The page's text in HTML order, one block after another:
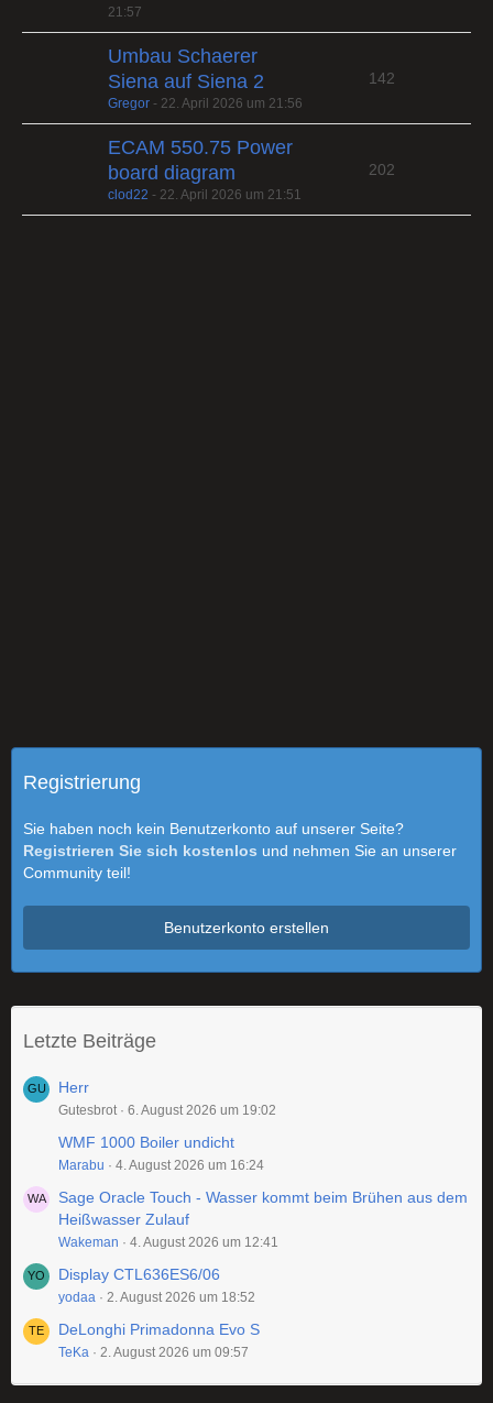
21:57
Umbau Schaerer
Siena auf Siena 2
Gregor - 22. April 2026 um 21:56
142
ECAM 550.75 Power
board diagram
clod22 - 22. April 2026 um 21:51
202
Registrierung
Sie haben noch kein Benutzerkonto auf unserer Seite?
Registrieren Sie sich kostenlos und nehmen Sie an unserer
Community teil!
Benutzerkonto erstellen
Letzte Beiträge
Herr
Gutesbrot 6. August 2026 um 19:02
WMF 1000 Boiler undicht
Marabu 4. August 2026 um 16:24
Sage Oracle Touch - Wasser kommt beim Brühen aus dem
Heißwasser Zulauf
Wakeman 4. August 2026 um 12:41
Display CTL636ES6/06
yodaa 2. August 2026 um 18:52
DeLonghi Primadonna Evo S
TeKa 2. August 2026 um 09:57